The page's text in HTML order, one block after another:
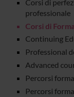
Corsi di
professionale
Corsi di
Continuing
Professional
Advanced
Percorsi
Percorsi